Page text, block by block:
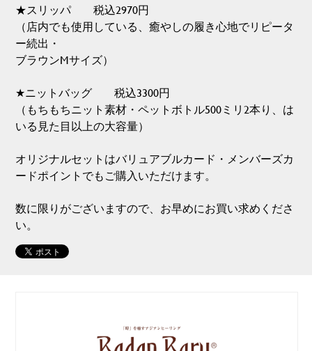
★スリッパ 税込2970円
（店内でも使用している、癒やしの履き心地でリピータ
ー続出・
ブラウンMサイズ）
★ニットバッグ 税込3300円
（もちもちニット素材・ペットボトル500ミリ2本り、は
いる見た目以上の大容量）
オリジナルセットはバリュアブルカード・メンバーズカ
ードポイントでもご購入いただけます。
数に限りがございますので、お早めにお買い求めくださ
い。